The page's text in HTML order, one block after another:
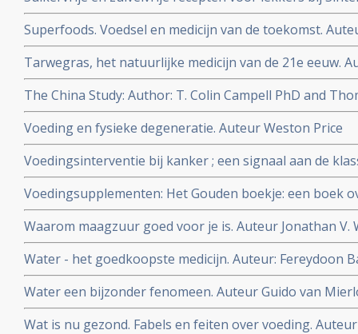
Superfoods. Voedsel en medicijn van de toekomst.
Tarwegras, het natuurlijke medicijn van de 21e eeuw.
The China Study: Author: T. Colin Campell PhD and
Voeding en fysieke degeneratie. Auteur Weston Price
Voedingsinterventie bij kanker ; een signaal aan de
bioloog drs. E. Valstar.
Voedingsupplementen: Het Gouden boekje: een boek
vitamines, mineralen en voedingsupplementen. Auteur
Waarom maagzuur goed voor je is. Auteur Jonathan V.
Water - het goedkoopste medicijn. Auteur: Fereydoon
Water een bijzonder fenomeen. Auteur Guido van
Wat is nu gezond. Fabels en feiten over voeding.